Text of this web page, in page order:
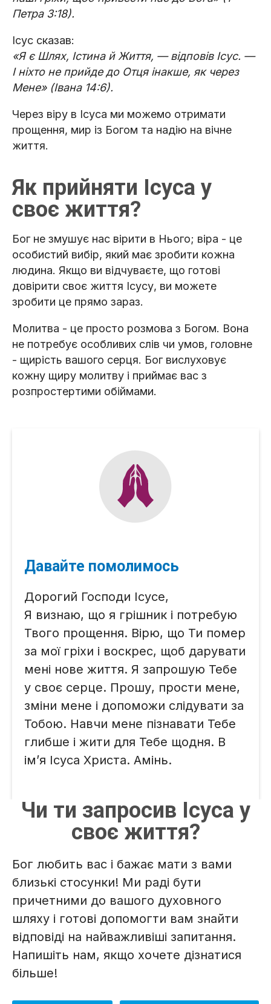
Петра 3:18).
Ісус сказав:
«Я є Шлях, Істина й Життя, — відповів Ісус. —
І ніхто не прийде до Отця інакше, як через
Мене» (Івана 14:6).
Через віру в Ісуса ми можемо отримати
прощення, мир із Богом та надію на вічне
життя.
Як прийняти Ісуса у
своє життя?
Бог не змушує нас вірити в Нього; віра - це
особистий вибір, який має зробити кожна
людина. Якщо ви відчуваєте, що готові
довірити своє життя Ісусу, ви можете
зробити це прямо зараз.
Молитва - це просто розмова з Богом. Вона
не потребує особливих слів чи умов, головне
- щирість вашого серця. Бог вислуховує
кожну щиру молитву і приймає вас з
розпростертими обіймами.
Давайте помолимось
Дорогий Господи Ісусе,
Я визнаю, що я грішник і потребую
Твого прощення. Вірю, що Ти помер
за мої гріхи і воскрес, щоб дарувати
мені нове життя. Я запрошую Тебе
у своє серце. Прошу, прости мене,
зміни мене і допоможи слідувати за
Тобою. Навчи мене пізнавати Тебе
глибше і жити для Тебе щодня. В
ім’я Ісуса Христа. Амінь.
Чи ти запросив Ісуса у
своє життя?
Бог любить вас і бажає мати з вами
близькі стосунки! Ми раді бути
причетними до вашого духовного
шляху і готові допомогти вам знайти
відповіді на найважливіші запитання.
Напишіть нам, якщо хочете дізнатися
більше!